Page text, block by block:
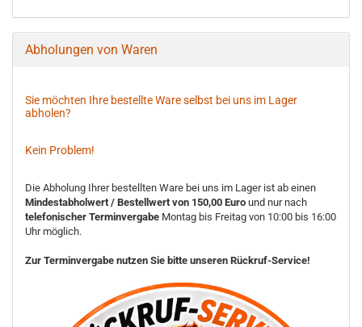
Abholungen von Waren
Sie möchten Ihre bestellte Ware selbst bei uns im Lager
abholen?
Kein Problem!
Die Abholung Ihrer bestellten Ware bei uns im Lager ist ab einen
Mindestabholwert / Bestellwert von 150,00 Euro und nur nach
telefonischer Terminvergabe Montag bis Freitag von 10:00 bis 16:00
Uhr möglich.
Zur Terminvergabe nutzen Sie bitte unseren Rückruf-Service!